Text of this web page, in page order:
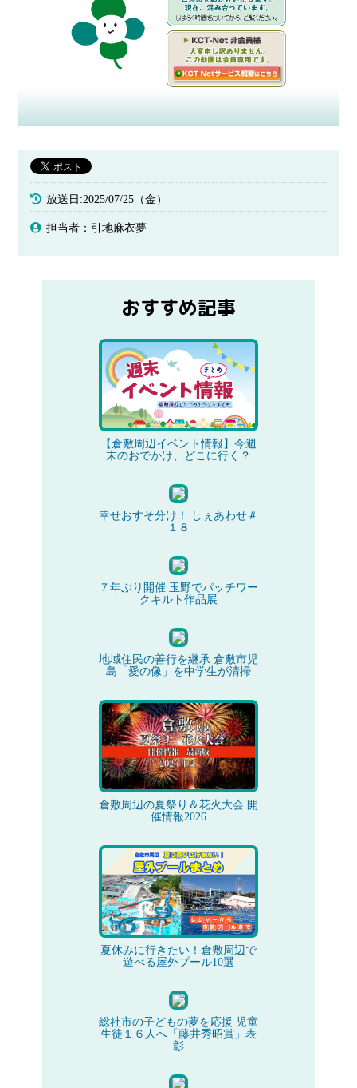
放送日:2025/07/25（金）
担当者：引地麻衣夢
おすすめ記事
【倉敷周辺イベント情報】今週
末のおでかけ、どこに行く？
幸せおすそ分け！ しぇあわせ＃
１８
７年ぶり開催 玉野でパッチワー
クキルト作品展
地域住民の善行を継承 倉敷市児
島「愛の像」を中学生が清掃
倉敷周辺の夏祭り＆花火大会 開
催情報2026
夏休みに行きたい！倉敷周辺で
遊べる屋外プール10選
総社市の子どもの夢を応援 児童
生徒１６人へ「藤井秀昭賞」表
彰